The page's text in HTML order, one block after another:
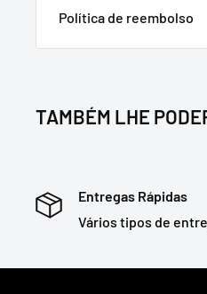
Política de reembolso
TAMBÉM LHE
Entregas Rápidas
Vários tipos de